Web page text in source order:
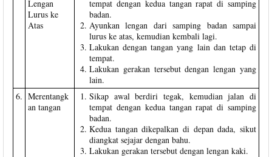
Lengan
Lurus ke
Atas
tempat dengan kedua tangan rapat di samping
badan.
Ayunkan lengan dari samping badan sampai
lurus ke atas, kemudian kembali lagi.
Lakukan dengan tangan yang lain dan tetap di
tempat.
Lakukan gerakan tersebut dengan lengan yang
lain.
6. Merentangk
an tangan
Sikap awal berdiri tegak, kemudian jalan di
tempat dengan kedua tangan rapat di samping
badan.
Kedua tangan dikepalkan di depan dada, sikut
diangkat sejajar dengan bahu.
Lakukan gerakan tersebut dengan lengan kaki.